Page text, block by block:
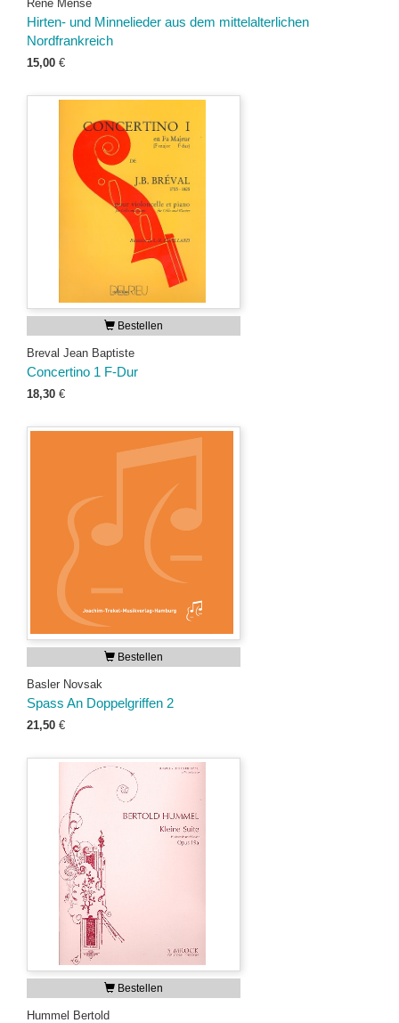
René Mense
Hirten- und Minnelieder aus dem mittelalterlichen
Nordfrankreich
15,00 €
Bestellen
Breval Jean Baptiste
Concertino 1 F-Dur
18,30 €
Bestellen
Basler Novsak
Spass An Doppelgriffen 2
21,50 €
Bestellen
Hummel Bertold